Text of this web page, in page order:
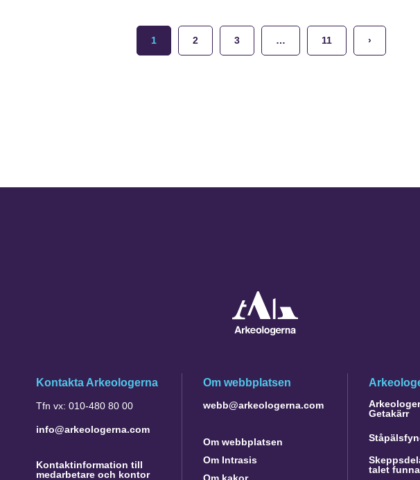
1 2 3 … 11 ›
Kontakta Arkeologerna
Tfn vx: 010-480 80 00
info@arkeologerna.com
Kontaktinformation till
medarbetare och kontor
Om webbplatsen
webb@arkeologerna.com
Om webbplatsen
Om Intrasis
Getakärr
talet